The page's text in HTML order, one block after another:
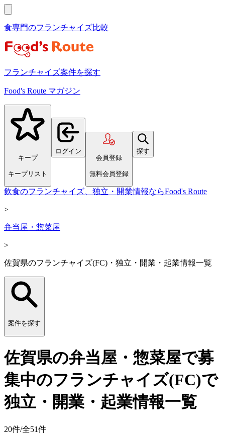
食専門のフランチャイズ比較
フランチャイズ案件を探す
Food's Route マガジン
キープ
キープリスト
ログイン
会員登録
無料会員登録
探す
飲食のフランチャイズ、独立・開業情報ならFood's Route
>
弁当屋・惣菜屋
>
佐賀県のフランチャイズ(FC)・独立・開業・起業情報一覧
案件を探す
佐賀県の弁当屋・惣菜屋で募
集中のフランチャイズ(FC)で
独立・開業・起業情報一覧
20件/全51件